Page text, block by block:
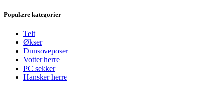
Populære kategorier
Telt
Økser
Dunsoveposer
Votter herre
PC sekker
Hansker herre